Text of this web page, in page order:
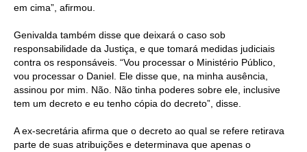
em cima”, afirmou.
Genivalda também disse que deixará o caso sob
responsabilidade da Justiça, e que tomará medidas judiciais
contra os responsáveis. “Vou processar o Ministério Público,
vou processar o Daniel. Ele disse que, na minha ausência,
assinou por mim. Não. Não tinha poderes sobre ele, inclusive
tem um decreto e eu tenho cópia do decreto”, disse.
A ex-secretária afirma que o decreto ao qual se refere retirava
parte de suas atribuições e determinava que apenas o